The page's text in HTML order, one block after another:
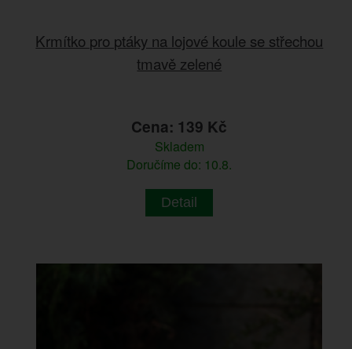
Krmítko pro ptáky na lojové koule se střechou
tmavě zelené
Cena: 139 Kč
Skladem
Doručíme do: 10.8.
Detail